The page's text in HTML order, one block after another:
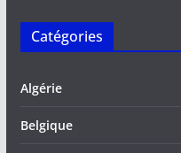
Catégories
Algérie
Belgique